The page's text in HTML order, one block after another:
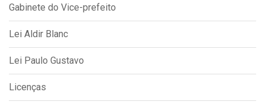
Gabinete do Vice-prefeito
Lei Aldir Blanc
Lei Paulo Gustavo
Licenças